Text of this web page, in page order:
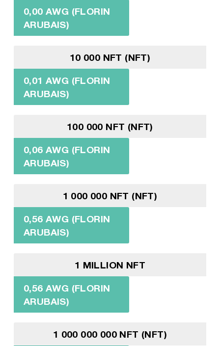
0,00 AWG (FLORIN
ARUBAIS)
10 000 NFT (NFT)
0,01 AWG (FLORIN
ARUBAIS)
100 000 NFT (NFT)
0,06 AWG (FLORIN
ARUBAIS)
1 000 000 NFT (NFT)
0,56 AWG (FLORIN
ARUBAIS)
1 MILLION NFT
0,56 AWG (FLORIN
ARUBAIS)
1 000 000 000 NFT (NFT)